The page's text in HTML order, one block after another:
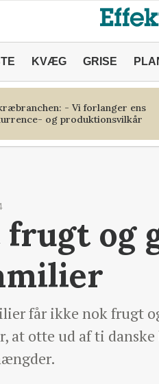
KVÆG GRISE
- Vi forlanger ens
og produktionsvilkår
og
får ikke nok frugt
at otte ud af ti